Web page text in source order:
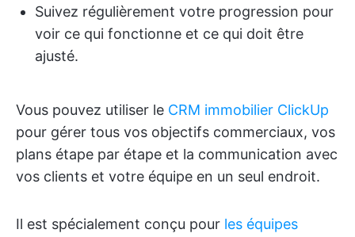
Suivez régulièrement votre progression pour
voir ce qui fonctionne et ce qui doit être
ajusté.
Vous pouvez utiliser le CRM immobilier ClickUp
pour gérer tous vos objectifs commerciaux, vos
plans étape par étape et la communication avec
vos clients et votre équipe en un seul endroit.
Il est spécialement conçu pour les équipes